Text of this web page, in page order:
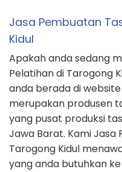
Jasa Pembuatan
Kidul
Apakah anda sedang
Pelatihan di Tarogong
anda berada di
merupakan produsen
yang pusat produksi
Jawa Barat. Kami Jasa
Tarogong Kidul
yang anda butuhkan